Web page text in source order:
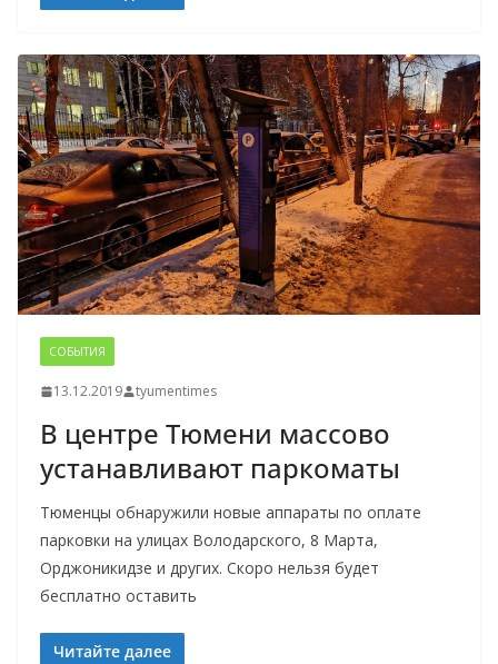
СОБЫТИЯ
13.12.2019 tyumentimes
В центре Тюмени массово
устанавливают паркоматы
Тюменцы обнаружили новые аппараты по оплате
парковки на улицах Володарского, 8 Марта,
Орджоникидзе и других. Скоро нельзя будет
бесплатно оставить
Читайте далее